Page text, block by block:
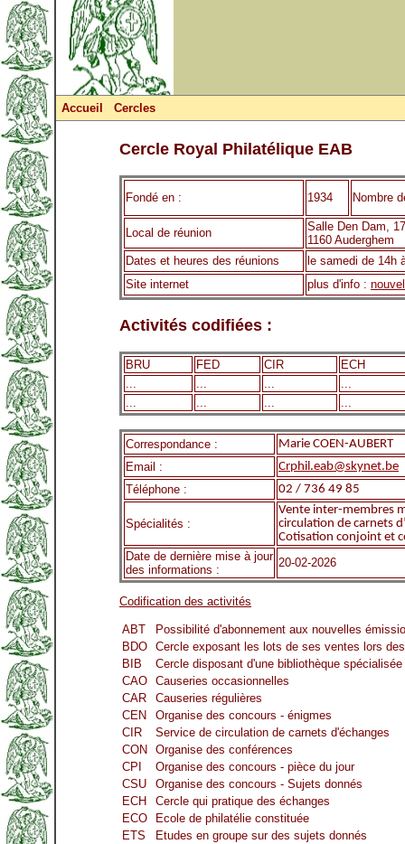
Accueil Cercles
Cercle Royal Philatélique EAB
Fondé en : 1934 Nombre
Local de réunion
Salle Den Dam,
1160 Auderghem
Dates et heures des réunions
le samedi de 14h
Site internet
plus d'info :
Activités codifiées :
BRU FED CIR
ECH
...
... ...
...
...
... ... ...
Correspondance :
Marie COEN-AUBERT
Email :
Crphil.eab@skynet.be
Téléphone :
02 / 736 49 85
Spécialités :
Vente inter-membres
circulation de carnets
Cotisation conjoint et
Date de dernière mise à jour
des informations :
20-02-2026
Codification des activités
ABT
Possibilité d'abonnement aux nouvelles
BDO Cercle exposant les lots de ses ventes lors
BIB
Cercle disposant d'une bibliothèque spécialisée
CAO Causeries occasionnelles
CAR
Causeries régulières
CEN
Organise des concours - énigmes
CIR
Service de circulation de carnets d'échanges
CON
Organise des conférences
CPI
Organise des concours - pièce du jour
CSU
Organise des concours - Sujets donnés
ECH
Cercle qui pratique des échanges
ECO
Ecole de philatélie constituée
ETS
Etudes en groupe sur des sujets donnés